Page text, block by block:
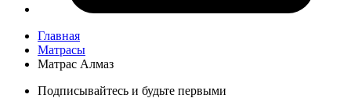
Главная
Матрасы
Матраc Алмаз
Подписывайтесь и будьте первыми